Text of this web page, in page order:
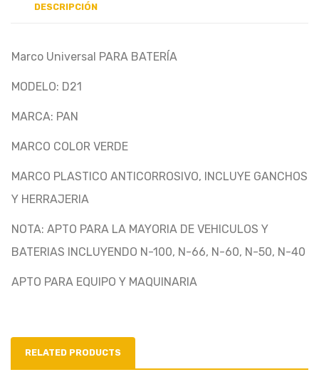
DESCRIPCIÓN
Marco Universal PARA BATERÍA
MODELO: D21
MARCA: PAN
MARCO COLOR VERDE
MARCO PLASTICO ANTICORROSIVO, INCLUYE GANCHOS
Y HERRAJERIA
NOTA: APTO PARA LA MAYORIA DE VEHICULOS Y
BATERIAS INCLUYENDO N-100, N-66, N-60, N-50, N-40
APTO PARA EQUIPO Y MAQUINARIA
RELATED PRODUCTS